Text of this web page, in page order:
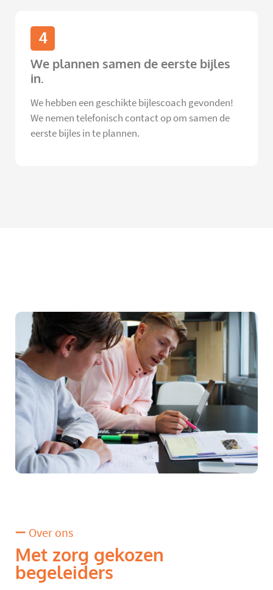
4
We plannen samen de eerste bijles
in.
We hebben een geschikte bijlescoach gevonden!
We nemen telefonisch contact op om samen de
eerste bijles in te plannen.
Over ons
Met zorg gekozen
begeleiders